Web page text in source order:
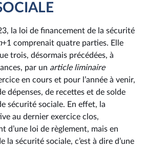
la loi de financement de la sécurité
+1 comprenait quatre parties. Elle
trois, désormais précédées, à
par un article liminaire
en cours et pour l’année à venir,
dépenses, de recettes et de solde
sécurité sociale. En effet, la
au dernier exercice clos,
d’une loi de règlement, mais en
la sécurité sociale, c’est à dire d’une